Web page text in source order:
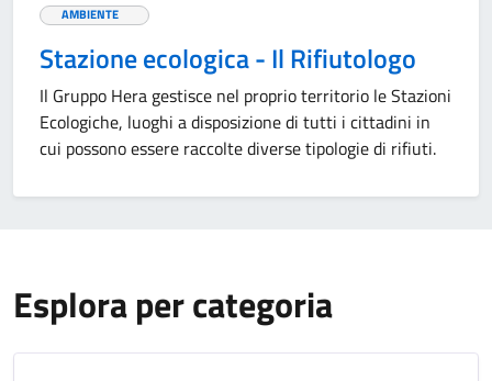
AMBIENTE
Stazione ecologica - Il Rifiutologo
Il Gruppo Hera gestisce nel proprio territorio le Stazioni
Ecologiche, luoghi a disposizione di tutti i cittadini in
cui possono essere raccolte diverse tipologie di rifiuti.
Esplora per categoria